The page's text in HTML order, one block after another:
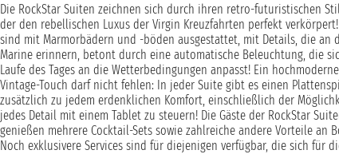
Die RockStar Suiten zeichnen sich durch ihren retro-futuristischen
der den rebellischen Luxus der Virgin Kreuzfahrten perfekt
sind mit Marmorbädern und -böden ausgestattet, mit Details, die an
Marine erinnern, betont durch eine automatische Beleuchtung, die
Laufe des Tages an die Wetterbedingungen anpasst! Ein
Vintage-Touch darf nicht fehlen: In jeder Suite gibt es einen
zusätzlich zu jedem erdenklichen Komfort, einschließlich der
jedes Detail mit einem Tablet zu steuern! Die Gäste der RockStar
genießen mehrere Cocktail-Sets sowie zahlreiche andere Vorteile an
Noch exklusivere Services sind für diejenigen verfügbar, die sich für